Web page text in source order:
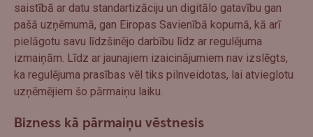
saistībā ar datu standartizāciju un digitālo gatavību gan
pašā uzņēmumā, gan Eiropas Savienībā kopumā, kā arī
pielāgotu savu līdzšinējo darbību līdz ar regulējuma
izmaiņām. Līdz ar jaunajiem izaicinājumiem nav izslēgts,
ka regulējuma prasības vēl tiks pilnveidotas, lai atvieglotu
uzņēmējiem šo pārmaiņu laiku.
Bizness kā pārmaiņu vēstnesis